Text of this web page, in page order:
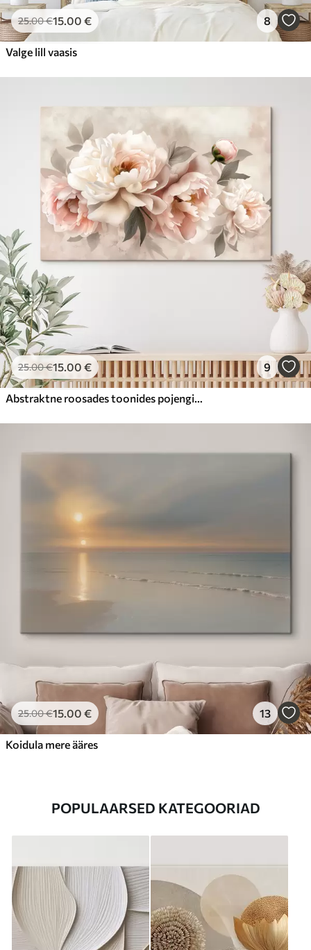
25.00€15.00 € 8
Valge lill vaasis
25.00€15.00 € 9
Abstraktne roosades toonides pojengide kimp
25.00€15.00 € 13
Koidula mere ääres
POPULAARSED KATEGOORIAD